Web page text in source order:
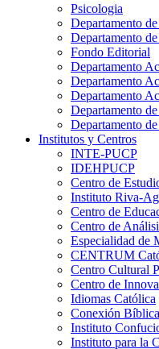
Psicologia
Departamento
Departamento
Fondo Editorial
Departamento
Departamento
Departamento
Departamento
Departamento
Institutos y Centros
INTE-PUCP
IDEHPUCP
Centro de
Instituto Riva-
Centro de
Centro de
Especialidad de
CENTRUM
Centro Cultural
Centro de
Idiomas Católica
Conexión
Instituto
Instituto para la